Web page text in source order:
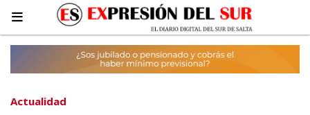
Actualidad